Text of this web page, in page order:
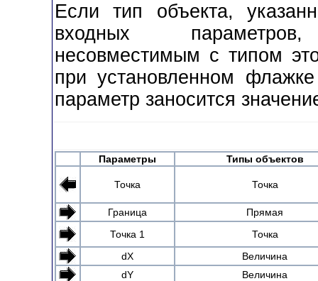
Если тип объекта,
входных
несовместимым с типом
при установленном
параметр заносится
Параметры Типы объектов
Точка Точка
Граница
Прямая
Точка 1
Точка
dX
Величина
dY
Величина